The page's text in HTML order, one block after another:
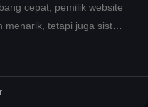
cepat, pemilik website
tetapi juga sistem